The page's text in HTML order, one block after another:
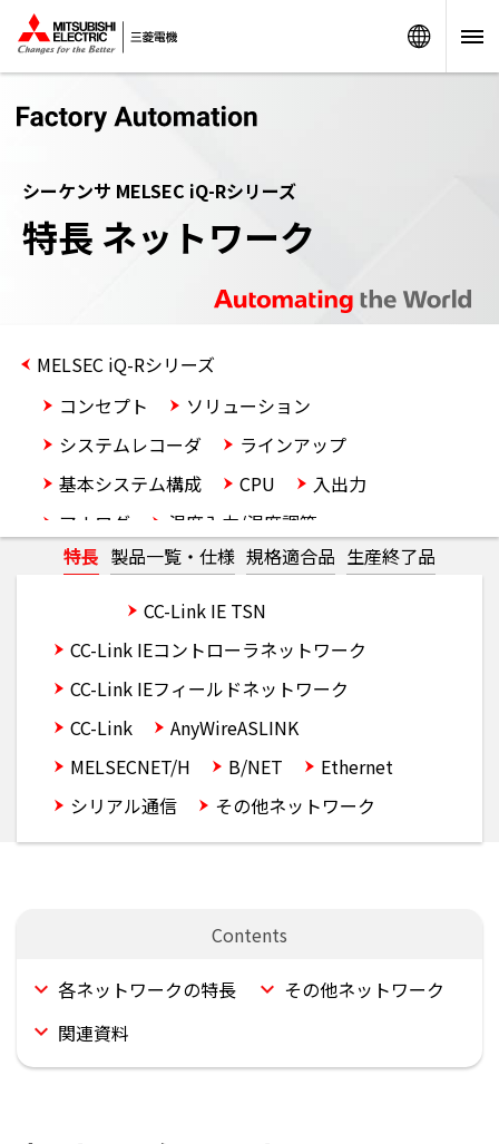
シーケンサ MELSEC iQ-Rシリーズ
特長 ネットワーク
MELSEC iQ-Rシリーズ
コンセプト
ソリューション
システムレコーダ
ラインアップ
基本システム構成
CPU
入出力
アナログ
温度入力/温度調節
モーション/位置決め
高速カウンタ/絶縁パルス/フレキシブル高速I/O
ネットワーク
情報連携
電力計測
DataNavigateApp
ソフトウェア
FAパートナー製品
特長 製品一覧・仕様 規格適合品 生産終了品
CC-Link IE TSN
CC-Link IEコントローラネットワーク
CC-Link IEフィールドネットワーク
CC-Link
AnyWireASLINK
MELSECNET/H
B/NET
Ethernet
シリアル通信
その他ネットワーク
各ネットワークの特長
その他ネットワーク
関連資料